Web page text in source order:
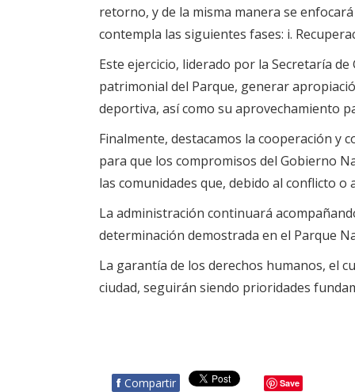
retorno, y de la misma manera se
contempla las siguientes fases: i.
Este ejercicio, liderado por la Secretaría
patrimonial del Parque, generar
deportiva, así como su aprovechamiento
Finalmente, destacamos la cooperación y
para que los compromisos del Gobierno
las comunidades que, debido al conflicto
La administración continuará
determinación demostrada en el Parque
La garantía de los derechos humanos, el
ciudad, seguirán siendo prioridades
f Compartir Save